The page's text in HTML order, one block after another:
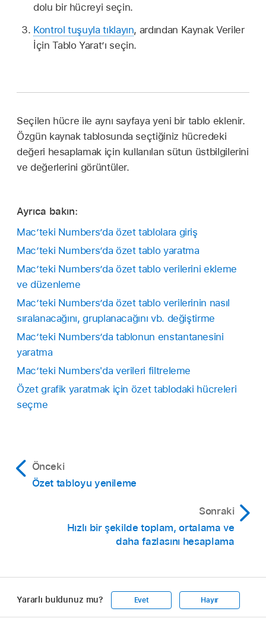
dolu bir hücreyi seçin.
Kontrol tuşuyla tıklayın, ardından Kaynak Veriler
İçin Tablo Yarat’ı seçin.
Seçilen hücre ile aynı sayfaya yeni bir tablo eklenir.
Özgün kaynak tablosunda seçtiğiniz hücredeki
değeri hesaplamak için kullanılan sütun üstbilgilerini
ve değerlerini görüntüler.
Ayrıca bakın:
Mac’teki Numbers’da özet tablolara giriş
Mac’teki Numbers’da özet tablo yaratma
Mac’teki Numbers’da özet tablo verilerini ekleme
ve düzenleme
Mac’teki Numbers’da özet tablo verilerinin nasıl
sıralanacağını, gruplanacağını vb. değiştirme
Mac’teki Numbers’da tablonun enstantanesini
yaratma
Mac’teki Numbers'da verileri filtreleme
Özet grafik yaratmak için özet tablodaki hücreleri
seçme
Önceki
Özet tabloyu yenileme
Sonraki
Hızlı bir şekilde toplam, ortalama ve
daha fazlasını hesaplama
Yararlı buldunuz mu? Evet Hayır